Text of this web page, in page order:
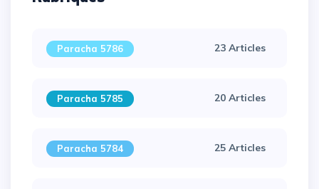
Paracha 5786 23 Articles
Paracha 5785 20 Articles
Paracha 5784 25 Articles